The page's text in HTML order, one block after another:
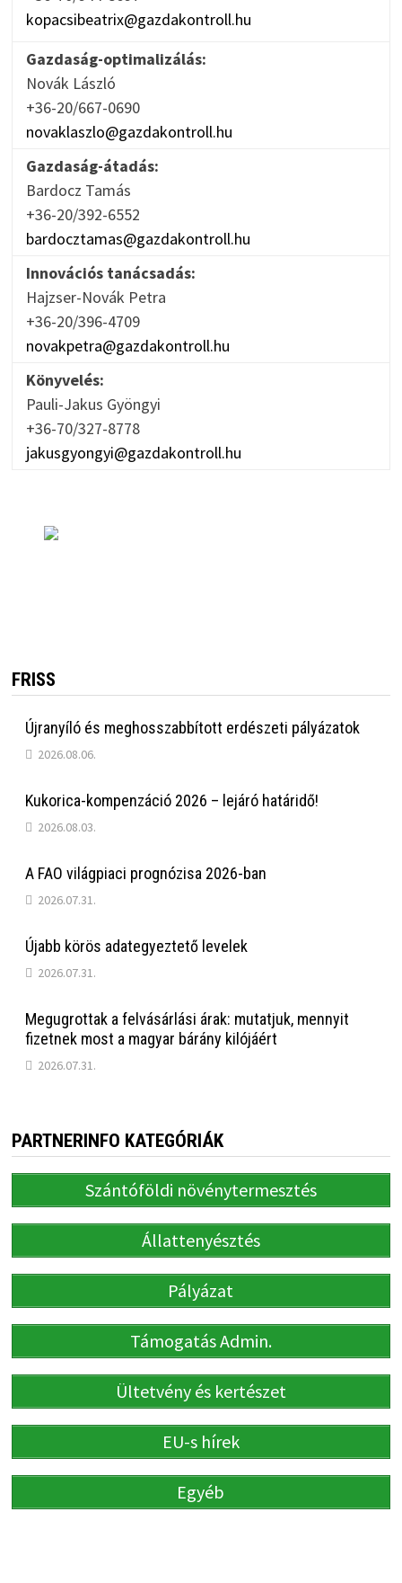
kopacsibeatrix@gazdakontroll.hu
Gazdaság-optimalizálás:
Novák László
+36-20/667-0690
novaklaszlo@gazdakontroll.hu
Gazdaság-átadás:
Bardocz Tamás
+36-20/392-6552
bardocztamas@gazdakontroll.hu
Innovációs tanácsadás:
Hajzser-Novák Petra
+36-20/396-4709
novakpetra@gazdakontroll.hu
Könyvelés:
Pauli-Jakus Gyöngyi
+36-70/327-8778
jakusgyongyi@gazdakontroll.hu
FRISS
Újranyíló és meghosszabbított erdészeti pályázatok
2026.08.06.
Kukorica-kompenzáció 2026 – lejáró határidő!
2026.08.03.
A FAO világpiaci prognózisa 2026-ban
2026.07.31.
Újabb körös adategyeztető levelek
2026.07.31.
Megugrottak a felvásárlási árak: mutatjuk, mennyit
fizetnek most a magyar bárány kilójáért
2026.07.31.
PARTNERINFO KATEGÓRIÁK
Szántóföldi növénytermesztés
Állattenyésztés
Pályázat
Támogatás Admin.
Ültetvény és kertészet
EU-s hírek
Egyéb